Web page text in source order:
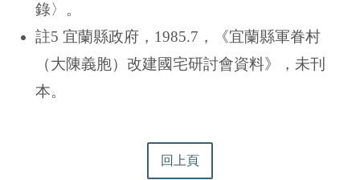
錄〉。
註5 宜蘭縣政府，1985.7，《宜蘭縣軍眷村
（大陳義胞）改建國宅研討會資料》，未刊
本。
回上頁